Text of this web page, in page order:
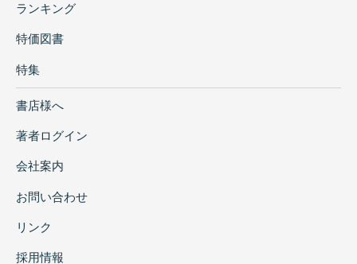
ランキング
特価図書
特集
書店様へ
著者ログイン
会社案内
お問い合わせ
リンク
採用情報